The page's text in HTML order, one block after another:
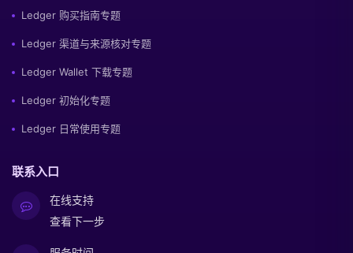
Ledger 购买指南专题
Ledger 渠道与来源核对专题
Ledger Wallet 下载专题
Ledger 初始化专题
Ledger 日常使用专题
联系入口
在线支持
查看下一步